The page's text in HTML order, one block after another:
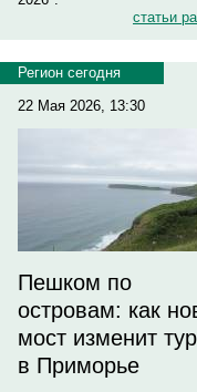
статьи
Регион сегодня
22 Мая 2026, 13:30
Пешком по
островам: как
мост изменит
в Приморье